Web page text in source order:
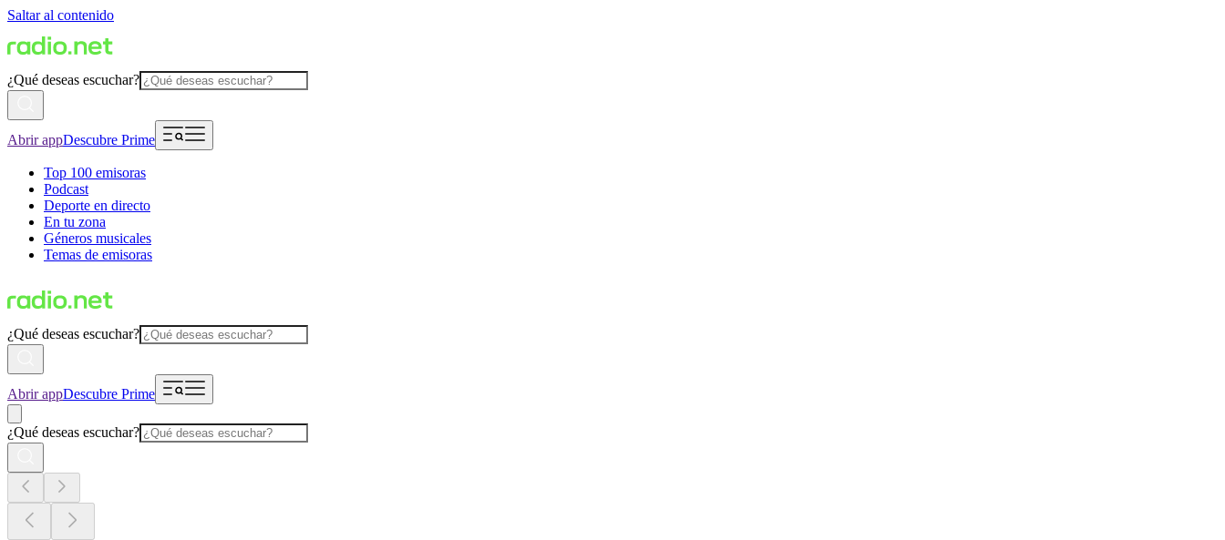
Saltar al contenido
¿Qué deseas escuchar?
Abrir appDescubre Prime
Top 100 emisoras
Podcast
Deporte en directo
En tu zona
Géneros musicales
Temas de emisoras
¿Qué deseas escuchar?
Abrir appDescubre Prime
¿Qué deseas escuchar?